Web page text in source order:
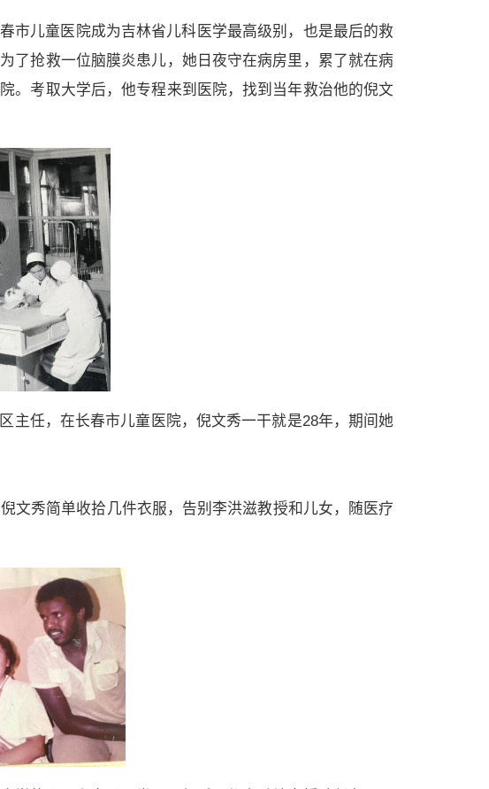
市儿童医院成为吉林省儿科医学最高级别，也是最后的救
了抢救一位脑膜炎患儿，她日夜守在病房里，累了就在病
。考取大学后，他专程来到医院，找到当年救治他的倪文
主任，在长春市儿童医院，倪文秀一干就是28年，期间她
文秀简单收拾几件衣服，告别李洪滋教授和儿女，随医疗